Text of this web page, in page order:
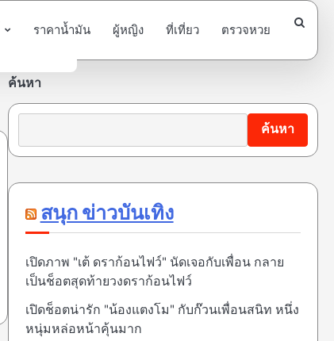
ราคาน้ำมัน ผู้หญิง ที่เที่ยว ตรวจหวย
ค้นหา
ค้นหา
สนุก ข่าวบันเทิง
เปิดภาพ "เต้ ดราก้อนไฟว์" นัดเจอกับเพื่อน กลาย
เป็นช็อตสุดท้ายวงดราก้อนไฟว์
เปิดช็อตน่ารัก "น้องแตงโม" กับก๊วนเพื่อนสนิท หนึ่ง
หนุ่มหล่อหน้าคุ้นมาก